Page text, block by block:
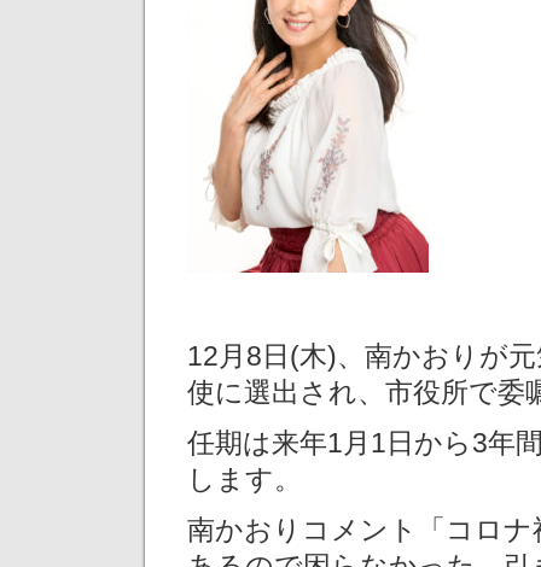
12月8日(木)、南かおりが
使に選出され、市役所で委
任期は来年1月1日から3年
します。
南かおりコメント「コロ